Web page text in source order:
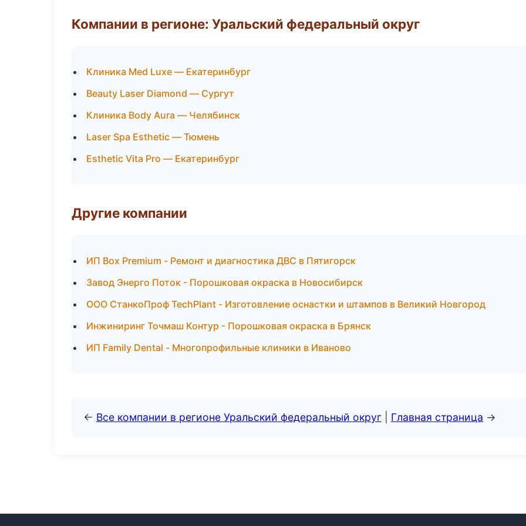
Компании в регионе: Уральский федеральный округ
Клиника Med Luxe — Екатеринбург
Beauty Laser Diamond — Сургут
Клиника Body Aura — Челябинск
Laser Spa Esthetic — Тюмень
Esthetic Vita Pro — Екатеринбург
Другие компании
ИП Box Premium - Ремонт и диагностика ДВС в Пятигорск
Завод Энерго Поток - Порошковая окраска в Новосибирск
ООО СтанкоПроф TechPlant - Изготовление оснастки и штампов в Великий Новгород
Инжиниринг Точмаш Контур - Порошковая окраска в Брянск
ИП Family Dental - Многопрофильные клиники в Иваново
← Все компании в регионе Уральский федеральный округ Главная страница →